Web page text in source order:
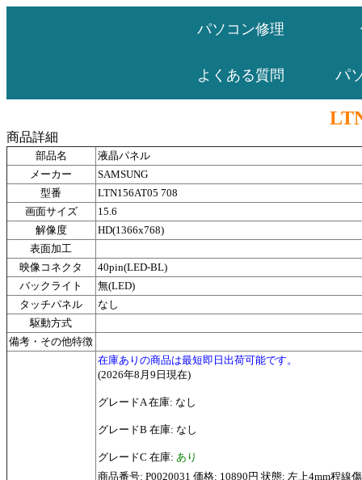
パソコン修理
よくある質問 パ
商品詳細
部品名
液晶パネル
メーカー
SAMSUNG
型番
LTN156AT05 708
画面サイズ
15.6
解像度
HD(1366x768)
表面加工
映像コネクタ
40pin(LED-BL)
バックライト
無(LED)
タッチパネル
なし
駆動方式
備考・その他特徴
在庫ありの商品は最短即日出荷可能です。
(2026年8月9日現在)
グレードA 在庫: なし
グレードB 在庫: なし
グレードC 在庫: あり
商品番号: P0020031 価格: 10890円 状態: 左上4mm程線